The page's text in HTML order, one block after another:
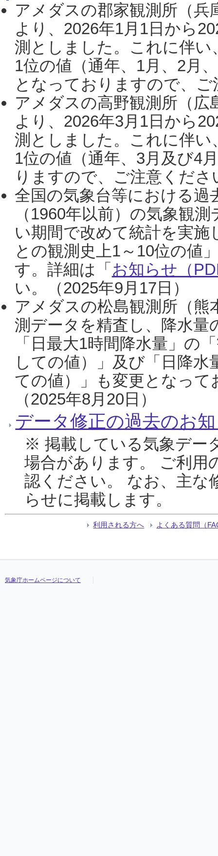
アメダスの郡家観測所（
より、2026年1月1日から
測としました。これに伴い
1位の値（通年、1月、2月
となっておりますので、
アメダスの高野観測所（
より、2026年3月1日から
測としました。これに伴い
1位の値（通年、3月及び4
りますので、ご注意くだ
全国の気象台等における過
（1960年以前）の気象観
い期間で改めて統計を実
との観測史上1～10位の値
す。詳細は「 お知らせ（
い。（2025年9月17日）
アメダスの松島観測所（熊
測データを精査し、降水
「日最大1時間降水量」の
しての値）」及び「日降
ての値）」も変更となっ
（2025年8月20日）
データ修正の過去のお
※ 掲載している気象デー
場合があります。 ご利用
認ください。 なお、主な
らせに掲載します。
利用される方へ よくある質問（
気象庁ホームページについて